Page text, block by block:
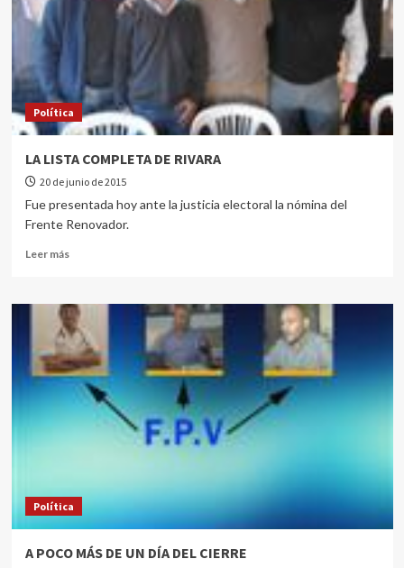
Política
LA LISTA COMPLETA DE RIVARA
20 de junio de 2015
Fue presentada hoy ante la justicia electoral la nómina del
Frente Renovador.
Leer más
Política
A POCO MÁS DE UN DÍA DEL CIERRE